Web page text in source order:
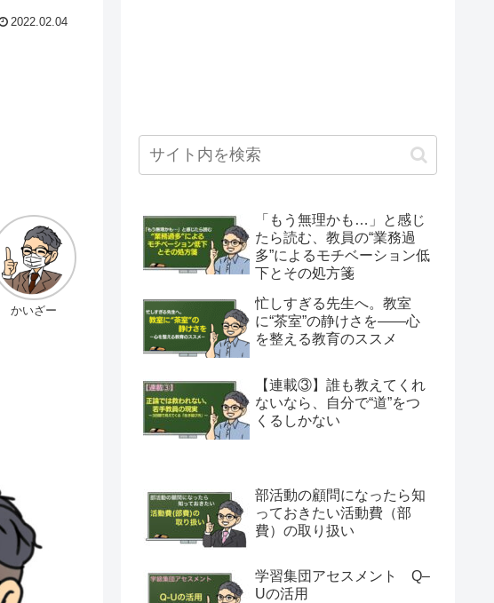
2022.02.04
かいざー
「もう無理かも…」と感じ
たら読む、教員の“業務過
多”によるモチベーション低
下とその処方箋
忙しすぎる先生へ。教室
に“茶室”の静けさを――心
を整える教育のススメ
【連載③】誰も教えてくれ
ないなら、自分で“道”をつ
くるしかない
部活動の顧問になったら知
っておきたい活動費（部
費）の取り扱い
学習集団アセスメント Q–
Uの活用